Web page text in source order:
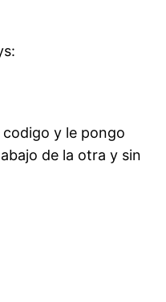
y le pongo
de la otra y sin